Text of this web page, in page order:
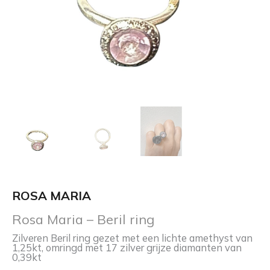
ROSA MARIA
Rosa Maria – Beril ring
Zilveren Beril ring gezet met een lichte amethyst van
1,25kt, omringd met 17 zilver grijze diamanten van
0,39kt